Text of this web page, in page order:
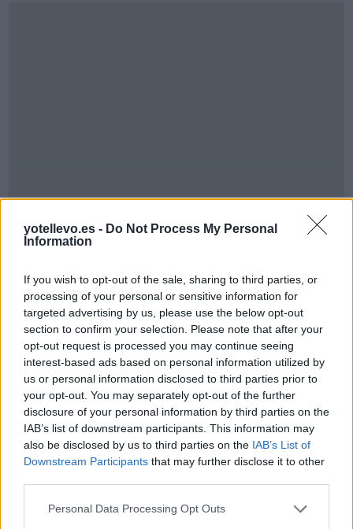
yotellevo.es - Do Not Process My Personal
Information
If you wish to opt-out of the sale, sharing to third parties, or
processing of your personal or sensitive information for
targeted advertising by us, please use the below opt-out
section to confirm your selection. Please note that after your
opt-out request is processed you may continue seeing
interest-based ads based on personal information utilized by
us or personal information disclosed to third parties prior to
your opt-out. You may separately opt-out of the further
disclosure of your personal information by third parties on the
IAB’s list of downstream participants. This information may
also be disclosed by us to third parties on the IAB’s List of
Downstream Participants that may further disclose it to other
Personal Data Processing Opt Outs
Cómo ir desde Lleida a Algete Madrid